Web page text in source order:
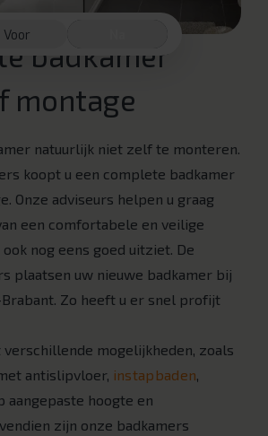
Voor
badkamer
montage
natuurlijk niet zelf te monteren.
koopt u een complete badkamer
Onze adviseurs helpen u graag
een comfortabele en veilige
nog eens goed uitziet. De
plaatsen uw nieuwe badkamer bij
Zo heeft u er snel profijt
verschillende mogelijkheden, zoals
antislipvloer, instapbaden,
aangepaste hoogte en
zijn onze badkamers